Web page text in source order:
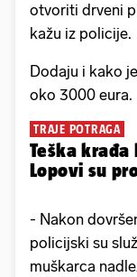
otvoriti drveni
kažu iz policije.
Dodaju i kako
oko 3000 eura.
TRAJE POTRAGA
Teška
Lopovi su
- Nakon
policijski su
muškarca